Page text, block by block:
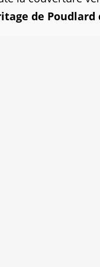
de Poudlard